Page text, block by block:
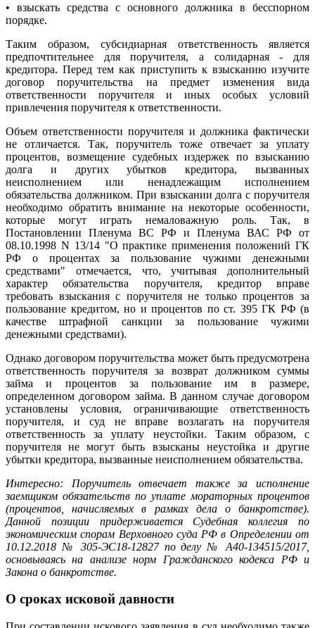
• взыскать средства с основного должника в бесспорном
порядке.
Таким образом, субсидиарная ответственность является
предпочтительнее для поручителя, а солидарная - для
кредитора. Перед тем как приступить к взысканию изучите
договор поручительства на предмет изменения вида
ответственности поручителя и иных особых условий
привлечения поручителя к ответственности.
Объем ответственности поручителя и должника фактически
не отличается. Так, поручитель тоже отвечает за уплату
процентов, возмещение судебных издержек по взысканию
долга и других убытков кредитора, вызванных
неисполнением или ненадлежащим исполнением
обязательства должником. При взыскании долга с поручителя
необходимо обратить внимание на некоторые особенности,
которые могут играть немаловажную роль. Так, в
Постановлении Пленума ВС РФ и Пленума ВАС РФ от
08.10.1998 N 13/14 "О практике применения положений ГК
РФ о процентах за пользование чужими денежными
средствами" отмечается, что, учитывая дополнительный
характер обязательства поручителя, кредитор вправе
требовать взыскания с поручителя не только процентов за
пользование кредитом, но и процентов по ст. 395 ГК РФ (в
качестве штрафной санкции за пользование чужими
денежными средствами).
Однако договором поручительства может быть предусмотрена
ответственность поручителя за возврат должником суммы
займа и процентов за пользование им в размере,
определенном договором займа. В данном случае договором
установлены условия, ограничивающие ответственность
поручителя, и суд не вправе возлагать на поручителя
ответственность за уплату неустойки. Таким образом, с
поручителя не могут быть взысканы неустойка и другие
убытки кредитора, вызванные неисполнением обязательства.
Интересно: Поручитель отвечает также за исполнение
заемщиком обязательств по уплате мораторных процентов
(процентов, начисляемых в рамках дела о банкротстве).
Данной позиции придерживается Судебная коллегия по
экономическим спорам Верховного суда РФ в Определении от
10.12.2018 № 305-ЭС18-12827 по делу № А40-134515/2017,
основываясь на анализе норм Гражданского кодекса РФ и
Закона о банкротстве.
О сроках исковой давности